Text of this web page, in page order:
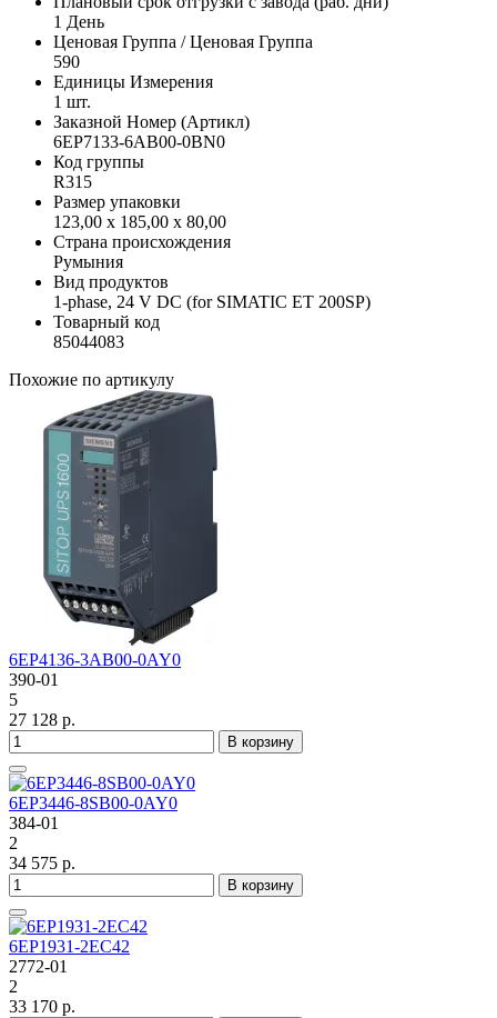
1 День
Ценовая Группа / Ценовая Группа
590
Единицы Измерения
1 шт.
Заказной Номер (Артикл)
6EP7133-6AB00-0BN0
Код группы
R315
Размер упаковки
123,00 x 185,00 x 80,00
Страна происхождения
Румыния
Вид продуктов
1-phase, 24 V DC (for SIMATIC ET 200SP)
Товарный код
85044083
Похожие по артикулу
6EP4136-3AB00-0AY0
390-01
5
27 128 р.
В корзину
6EP3446-8SB00-0AY0
384-01
2
34 575 р.
В корзину
6EP1931-2EC42
2772-01
2
33 170 р.